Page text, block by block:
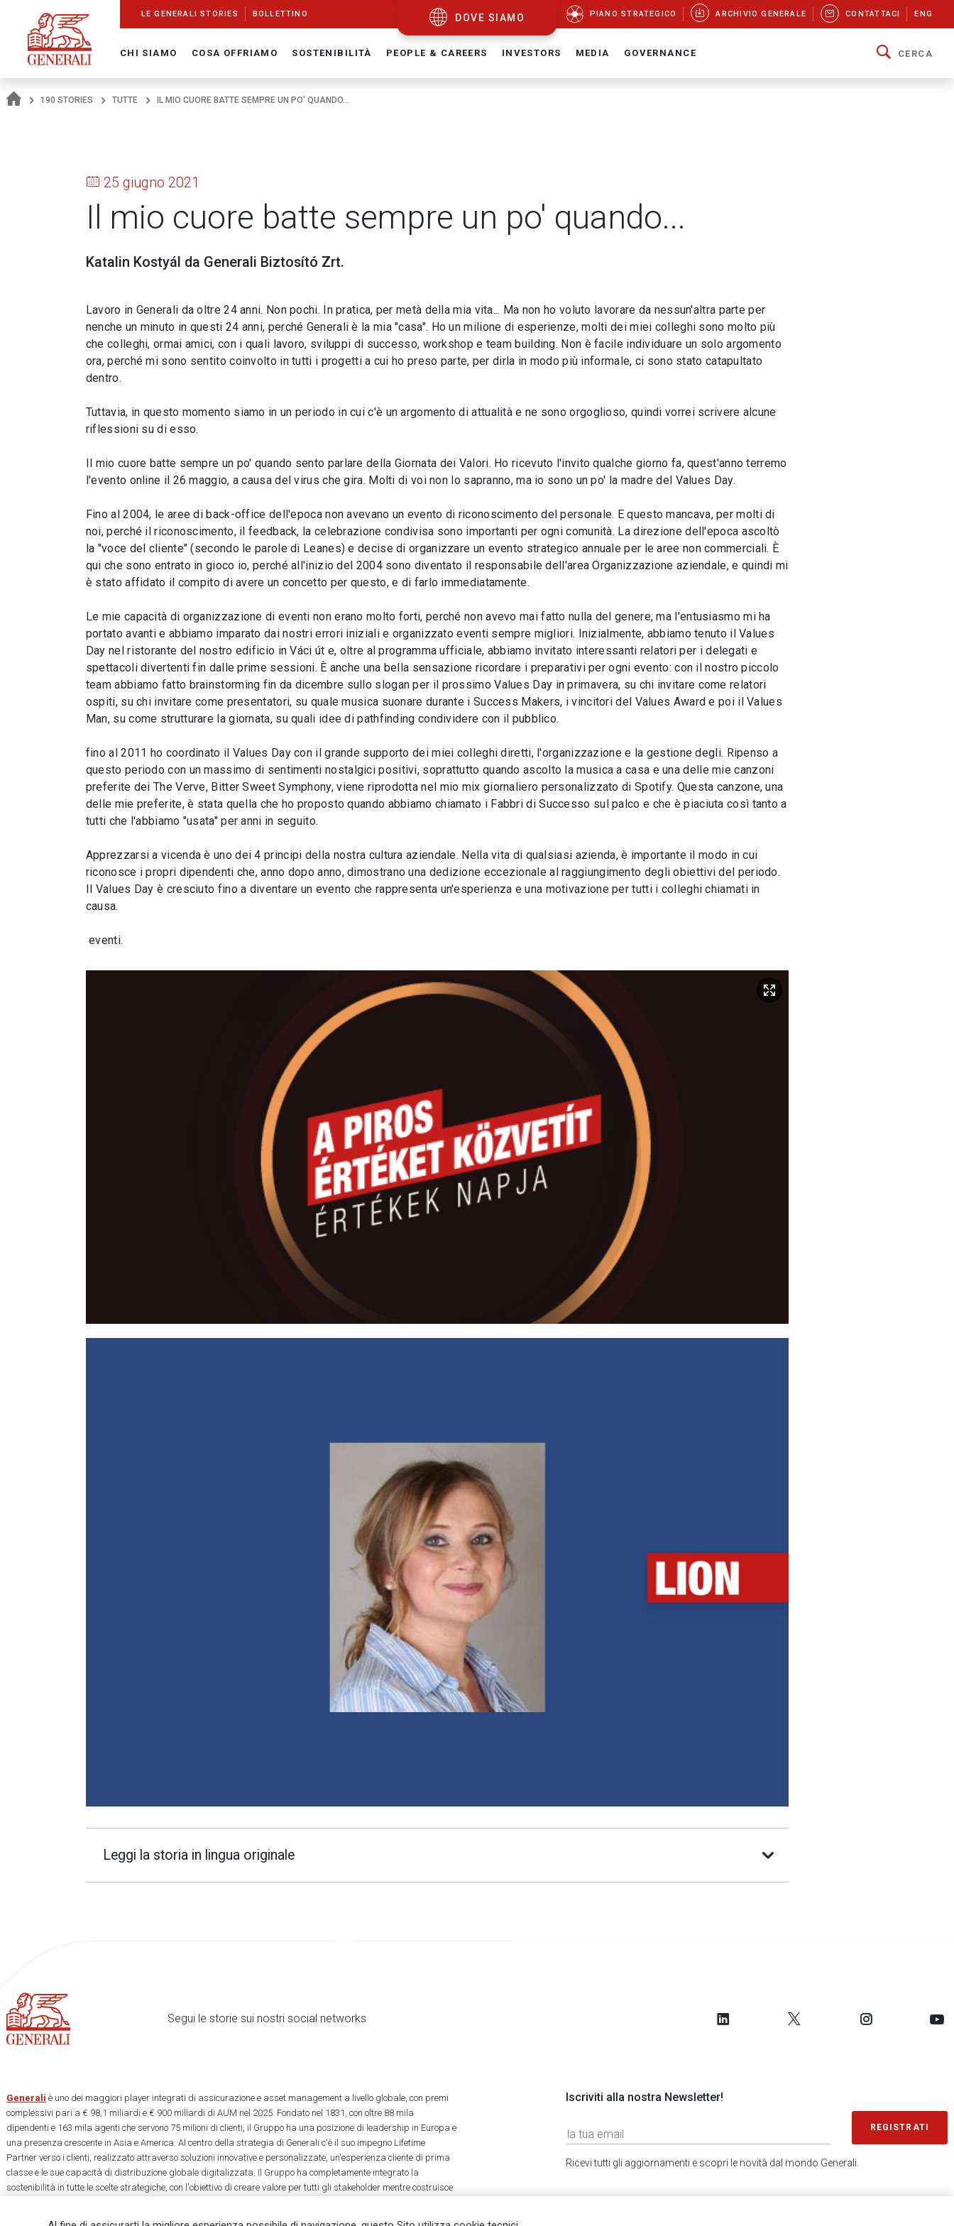
Navigate On Generali.com
shortcut to press release
shortcut to financial figures
shortcut to financial calendar
shortcut to Generali stock
shortcut to career
go to HomePage
go to search
go to map
go to Italian version
go to English version
Main content DOVE SIAMO
LE GENERALI STORIES BOLLETTINO PIANO STRATEGICO ARCHIVIO GENERALE CONTATTACI ENG
CHI SIAMO COSA OFFRIAMO SOSTENIBILITÀ PEOPLE & CAREERS INVESTORS MEDIA GOVERNANCE CERCA
190 STORIES TUTTE IL MIO CUORE BATTE SEMPRE UN PO' QUANDO...
25 giugno 2021
Il mio cuore batte sempre un po' quando...
Katalin Kostyál da Generali Biztosító Zrt.
Lavoro in Generali da oltre 24 anni. Non pochi. In pratica, per metà della mia vita... Ma non ho voluto lavorare da nessun'altra parte per
nenche un minuto in questi 24 anni, perché Generali è la mia "casa". Ho un milione di esperienze, molti dei miei colleghi sono molto più
che colleghi, ormai amici, con i quali lavoro, sviluppi di successo, workshop e team building. Non è facile individuare un solo argomento
ora, perché mi sono sentito coinvolto in tutti i progetti a cui ho preso parte, per dirla in modo più informale, ci sono stato catapultato
dentro.
Tuttavia, in questo momento siamo in un periodo in cui c'è un argomento di attualità e ne sono orgoglioso, quindi vorrei scrivere alcune
riflessioni su di esso.
Il mio cuore batte sempre un po' quando sento parlare della Giornata dei Valori. Ho ricevuto l'invito qualche giorno fa, quest'anno terremo
l'evento online il 26 maggio, a causa del virus che gira. Molti di voi non lo sapranno, ma io sono un po' la madre del Values Day.
Fino al 2004, le aree di back-office dell'epoca non avevano un evento di riconoscimento del personale. E questo mancava, per molti di
noi, perché il riconoscimento, il feedback, la celebrazione condivisa sono importanti per ogni comunità. La direzione dell'epoca ascoltò
la "voce del cliente" (secondo le parole di Leanes) e decise di organizzare un evento strategico annuale per le aree non commerciali. È
qui che sono entrato in gioco io, perché all'inizio del 2004 sono diventato il responsabile dell'area Organizzazione aziendale, e quindi mi
è stato affidato il compito di avere un concetto per questo, e di farlo immediatamente.
Le mie capacità di organizzazione di eventi non erano molto forti, perché non avevo mai fatto nulla del genere, ma l'entusiasmo mi ha
portato avanti e abbiamo imparato dai nostri errori iniziali e organizzato eventi sempre migliori. Inizialmente, abbiamo tenuto il Values
Day nel ristorante del nostro edificio in Váci út e, oltre al programma ufficiale, abbiamo invitato interessanti relatori per i delegati e
spettacoli divertenti fin dalle prime sessioni. È anche una bella sensazione ricordare i preparativi per ogni evento: con il nostro piccolo
team abbiamo fatto brainstorming fin da dicembre sullo slogan per il prossimo Values Day in primavera, su chi invitare come relatori
ospiti, su chi invitare come presentatori, su quale musica suonare durante i Success Makers, i vincitori del Values Award e poi il Values
Man, su come strutturare la giornata, su quali idee di pathfinding condividere con il pubblico.
fino al 2011 ho coordinato il Values Day con il grande supporto dei miei colleghi diretti, l'organizzazione e la gestione degli. Ripenso a
questo periodo con un massimo di sentimenti nostalgici positivi, soprattutto quando ascolto la musica a casa e una delle mie canzoni
preferite dei The Verve, Bitter Sweet Symphony, viene riprodotta nel mio mix giornaliero personalizzato di Spotify. Questa canzone, una
delle mie preferite, è stata quella che ho proposto quando abbiamo chiamato i Fabbri di Successo sul palco e che è piaciuta così tanto a
tutti che l'abbiamo "usata" per anni in seguito.
Apprezzarsi a vicenda è uno dei 4 principi della nostra cultura aziendale. Nella vita di qualsiasi azienda, è importante il modo in cui
riconosce i propri dipendenti che, anno dopo anno, dimostrano una dedizione eccezionale al raggiungimento degli obiettivi del periodo.
Il Values Day è cresciuto fino a diventare un evento che rappresenta un'esperienza e una motivazione per tutti i colleghi chiamati in
causa.
eventi.
Leggi la storia in lingua originale
Segui le storie sui nostri social networks
Iscriviti alla nostra Newsletter!
REGISTRATI
Ricevi tutti gli aggiornamenti e scopri le novità dal mondo Generali.
Generali è uno dei maggiori player integrati di assicurazione e asset management a livello globale, con premi
complessivi pari a € 98,1 miliardi e € 900 miliardi di AUM nel 2025. Fondato nel 1831, con oltre 88 mila
dipendenti e 163 mila agenti che servono 75 milioni di clienti, il Gruppo ha una posizione di leadership in Europa e
una presenza crescente in Asia e America. Al centro della strategia di Generali c'è il suo impegno Lifetime
Partner verso i clienti, realizzato attraverso soluzioni innovative e personalizzate, un'esperienza cliente di prima
classe e le sue capacità di distribuzione globale digitalizzata. Il Gruppo ha completamente integrato la
sostenibilità in tutte le scelte strategiche, con l'obiettivo di creare valore per tutti gli stakeholder mentre costruisce